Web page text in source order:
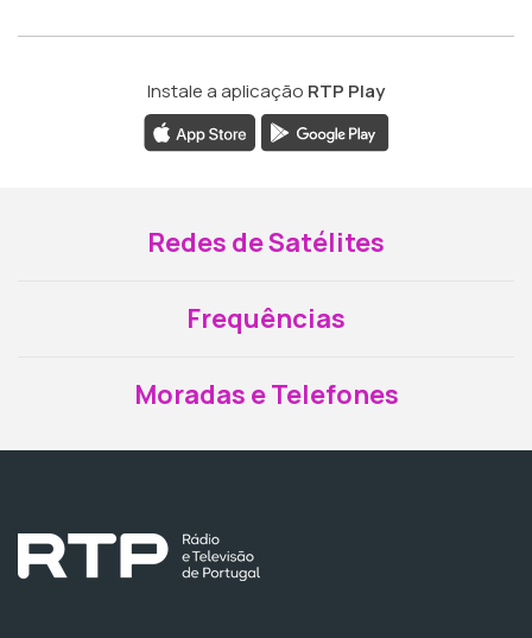
Instale a aplicação RTP Play
Redes de Satélites
Frequências
Moradas e Telefones